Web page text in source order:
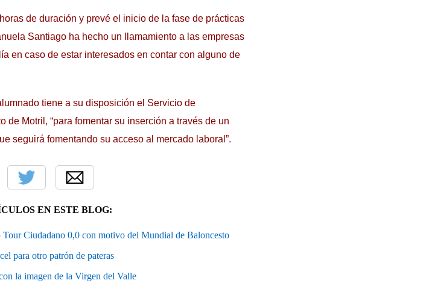
de duración y prevé el inicio de la fase de prácticas
Santiago ha hecho un llamamiento a las empresas
en caso de estar interesados en contar con alguno de
tiene a su disposición el Servicio de
Motril, “para fomentar su inserción a través de un
seguirá fomentando su acceso al mercado laboral”.
EN ESTE BLOG:
Ciudadano 0,0 con motivo del Mundial de Baloncesto
para otro patrón de pateras
la imagen de la Virgen del Valle